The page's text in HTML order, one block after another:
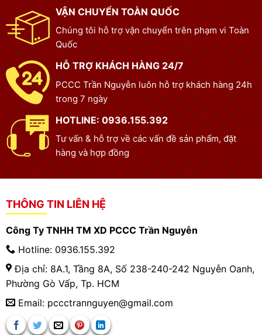
VẬN CHUYỂN TOÀN QUỐC
Chúng tôi hỗ trợ vận chuyển trên phạm vi Toàn
Quốc
HỖ TRỢ KHÁCH HÀNG 24/7
PCCC Trần Nguyễn luôn hỗ trợ khách hàng 24h
trong 7 ngày
HOTLINE: 0936.155.392
Tư vấn & hỗ trợ về các vấn đề sản phẩm, đặt
hàng và hợp đồng
THÔNG TIN LIÊN HỆ
Công Ty TNHH TM XD PCCC Trần Nguyễn
Hotline: 0936.155.392
Địa chỉ: 8A.1, Tầng 8A, Số 238-240-242 Nguyễn Oanh,
Phường Gò Vấp, Tp. HCM
Email: pccctrannguyen@gmail.com